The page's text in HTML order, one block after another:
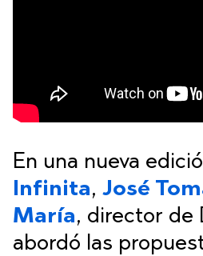
En una nueva
Infinita, José
María, director de
abordó las